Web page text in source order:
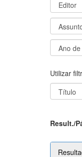
Utilizar
Result./